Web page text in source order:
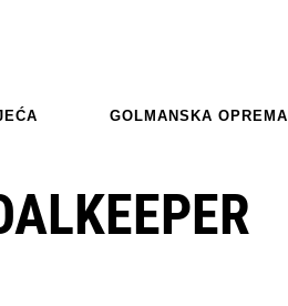
GOLMANSKA OPREMA